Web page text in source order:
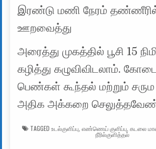
இரண்டு மணி நேரம்
ஊறவைத்து
அரைத்து முகத்தில் பூசி 15
கழித்து கழுவிவிடலாம்.
பெண்கள் கூந்தல் மற்றும்
அதிக அக்கறை
TAGGED உடல்குளிப்பு எண்ணெய் குளிப்பு கடலை
நீரில்குளித்தல்